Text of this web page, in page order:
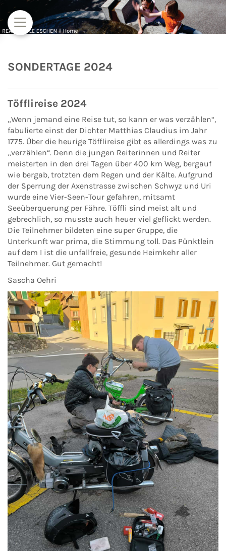
Zum Inhalt springen
SONDERTAGE 2024
Töfflireise 2024
„Wenn jemand eine Reise tut, so kann er was verzählen“,
fabulierte einst der Dichter Matthias Claudius im Jahr
1775. Über die heurige Töfflireise gibt es allerdings was zu
„verzählen“. Denn die jungen Reiterinnen und Reiter
meisterten in den drei Tagen über 400 km Weg, bergauf
wie bergab, trotzten dem Regen und der Kälte. Aufgrund
der Sperrung der Axenstrasse zwischen Schwyz und Uri
wurde eine Vier-Seen-Tour gefahren, mitsamt
Seeüberquerung per Fähre. Töffli sind meist alt und
gebrechlich, so musste auch heuer viel geflickt werden.
Die Teilnehmer bildeten eine super Gruppe, die
Unterkunft war prima, die Stimmung toll. Das Pünktlein
auf dem I ist die unfallfreie, gesunde Heimkehr aller
Teilnehmer. Gut gemacht!
Sascha Oehri